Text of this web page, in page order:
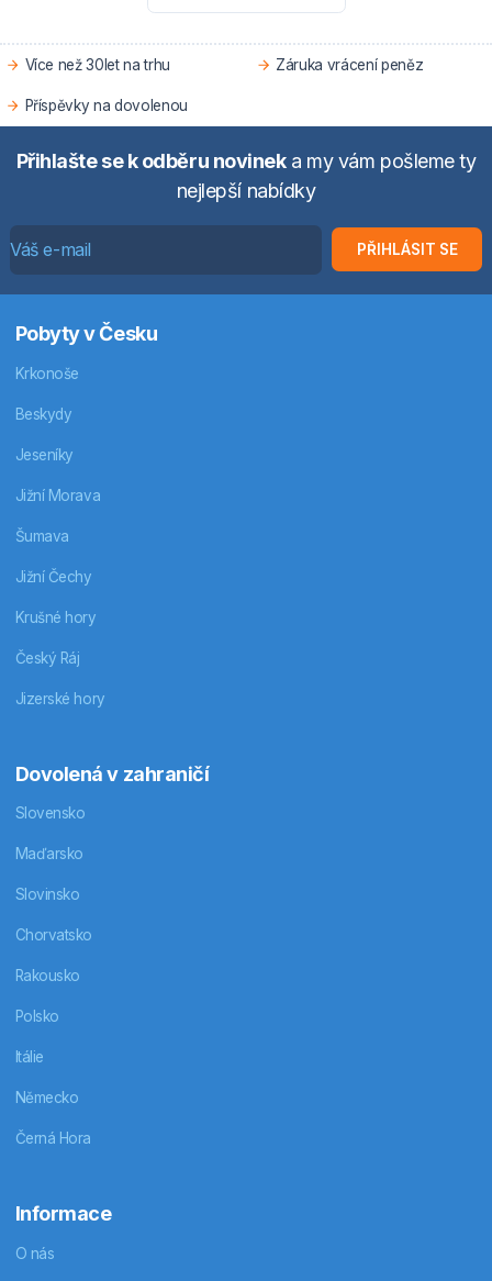
Více než 30let na trhu Záruka vrácení peněz
Příspěvky na dovolenou
Přihlašte se k odběru novineka my vám pošleme ty
nejlepší nabídky
PŘIHLÁSIT SE
Pobyty v Česku
Krkonoše
Beskydy
Jeseníky
Jižní Morava
Šumava
Jižní Čechy
Krušné hory
Český Ráj
Jizerské hory
Dovolená v zahraničí
Slovensko
Maďarsko
Slovinsko
Chorvatsko
Rakousko
Polsko
Itálie
Německo
Černá Hora
Informace
O nás